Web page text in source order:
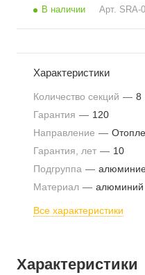
В наличии Арт. SRA-
Характеристики
Количество секций — 8
Гарантия — 120
Направление —
Гарантия, лет — 10
Подгруппа —
Материал — алюминий
Все характеристики
Характеристики